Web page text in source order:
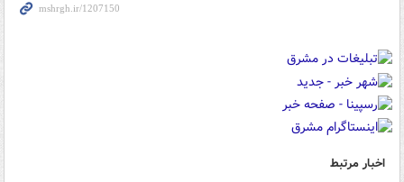
اخبار مرتبط